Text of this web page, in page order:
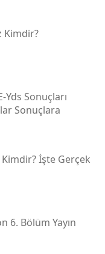
Kimdir?
Yds Sonuçları
Sonuçlara
İşte Gerçek
6. Bölüm Yayın